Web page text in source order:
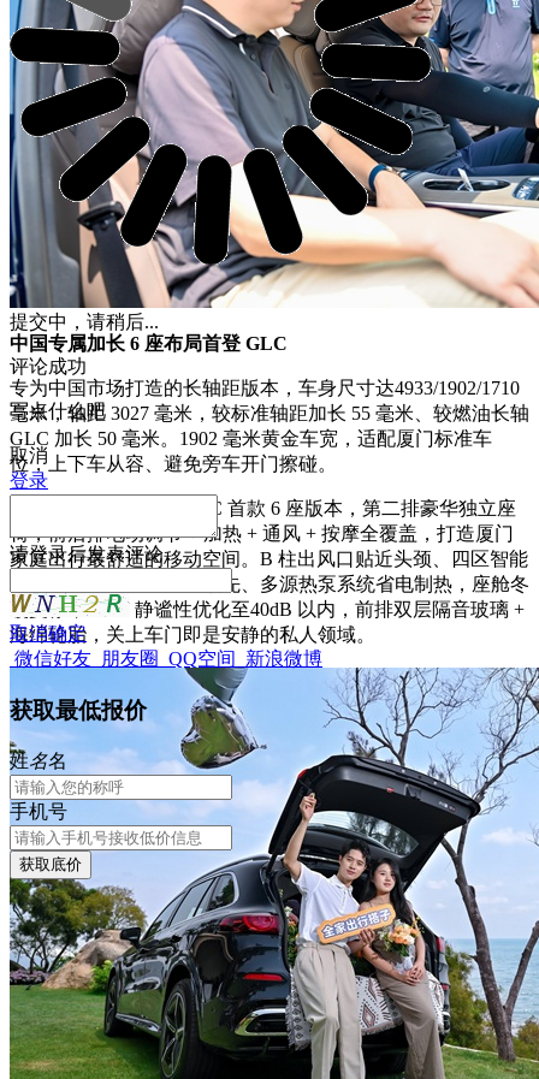
中国专属加长 6 座布局首登 GLC
专为中国市场打造的长轴距版本，车身尺寸达4933/1902/1710
毫米，轴距 3027 毫米，较标准轴距加长 55 毫米、较燃油长轴
GLC 加长 50 毫米。1902 毫米黄金车宽，适配厦门标准车
位，上下车从容、避免旁车开门擦碰。
本次预赏会重磅亮相GLC 首款 6 座版本，第二排豪华独立座
椅，前后排电动调节 + 加热 + 通风 + 按摩全覆盖，打造厦门
家庭出行最舒适的移动空间。B 柱出风口贴近头颈、四区智能
空调、座椅 4 风扇同级领先、多源热泵系统省电制热，座舱冬
暖夏凉；NVH 静谧性优化至40dB 以内，前排双层隔音玻璃 +
海绵轮胎，关上车门即是安静的私人领域。
提交中，请稍后...
评论成功
写点什么吧
取消
登录
请登录后发表评论
取消确定
微信好友 朋友圈 QQ空间 新浪微博
获取最低报价
姓名名
手机号
获取底价